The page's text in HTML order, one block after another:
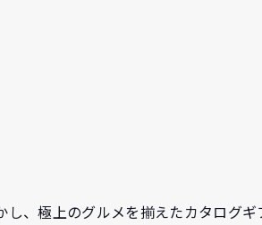
し、極上のグルメを揃えたカタログ